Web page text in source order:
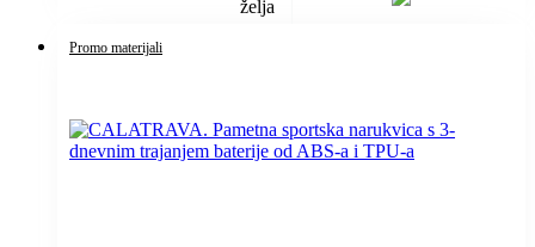
želja
Promo materijali